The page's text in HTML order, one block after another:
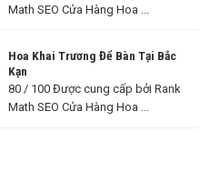
Math SEO Cửa Hàng Hoa ...
Hoa Khai Trương Để Bàn Tại Bắc
Kạn
80 / 100 Được cung cấp bởi Rank
Math SEO Cửa Hàng Hoa ...